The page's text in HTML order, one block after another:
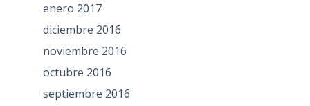
enero 2017
diciembre 2016
noviembre 2016
octubre 2016
septiembre 2016